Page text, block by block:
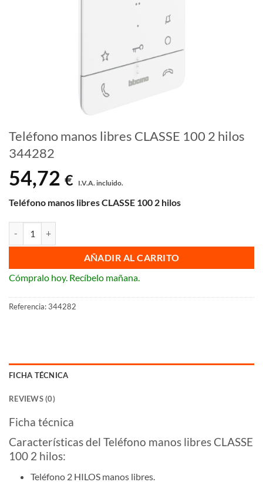
Teléfono manos libres CLASSE 100 2 hilos
344282
54,72 € I.V.A. incluido.
Teléfono manos libres CLASSE 100 2 hilos
AÑADIR AL CARRITO
Cómpralo hoy. Recíbelo mañana.
Referencia:344282
FICHA TÉCNICA
REVIEWS (0)
Ficha técnica
Características del Teléfono manos libres CLASSE
100 2 hilos:
Teléfono 2 HILOS manos libres.